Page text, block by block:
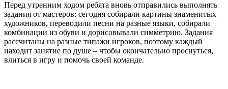
Перед утренним ходом ребята вновь отправились выполнять
задания от мастеров: сегодня собирали картины знаменитых
художников, переводили песни на разные языки, собирали
комбинации из обуви и дорисовывали симметрию. Задания
рассчитаны на разные типажи игроков, поэтому каждый
находит занятие по душе – чтобы окончательно проснуться,
влиться в игру и помочь своей команде.